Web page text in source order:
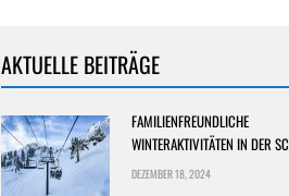
AKTUELLE BEITRÄGE
FAMILIENFREUNDLICHE
WINTERAKTIVITÄTEN IN DER
DEZEMBER 18, 2024